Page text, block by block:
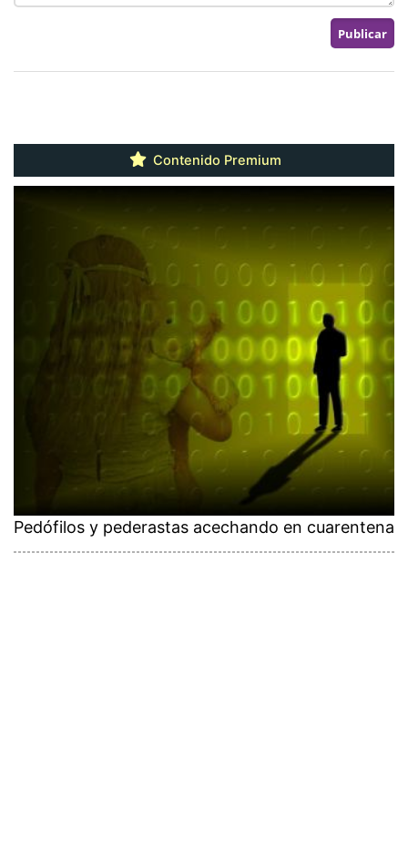
Contenido Premium
Pedófilos y pederastas acechando en cuarentena